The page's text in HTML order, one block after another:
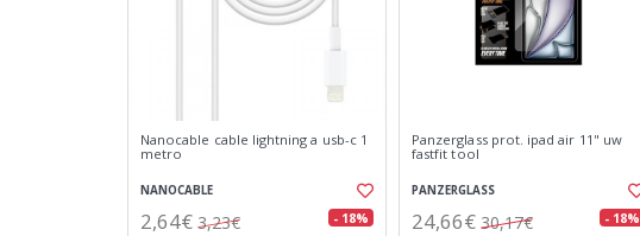
Nanocable cable lightning a usb-c 1
metro
NANOCABLE
2,64€ 3,23€ - 18%
Panzerglass prot. ipad air 11" uw
fastfit tool
PANZERGLASS
24,66€ 30,17€ - 18%